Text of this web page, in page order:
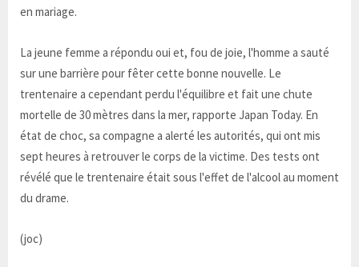
en mariage.
La jeune femme a répondu oui et, fou de joie, l'homme a sauté
sur une barrière pour fêter cette bonne nouvelle. Le
trentenaire a cependant perdu l'équilibre et fait une chute
mortelle de 30 mètres dans la mer, rapporte Japan Today. En
état de choc, sa compagne a alerté les autorités, qui ont mis
sept heures à retrouver le corps de la victime. Des tests ont
révélé que le trentenaire était sous l'effet de l'alcool au moment
du drame.
(joc)